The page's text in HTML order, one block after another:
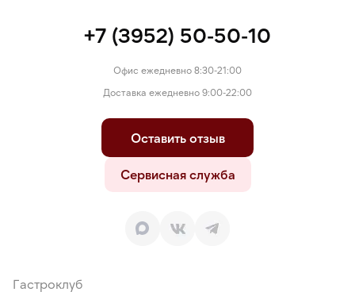
+7 (3952) 50-50-10
Офис ежедневно 8:30-21:00
Доставка ежедневно 9:00-22:00
Оставить отзыв
Сервисная служба
Гастроклуб